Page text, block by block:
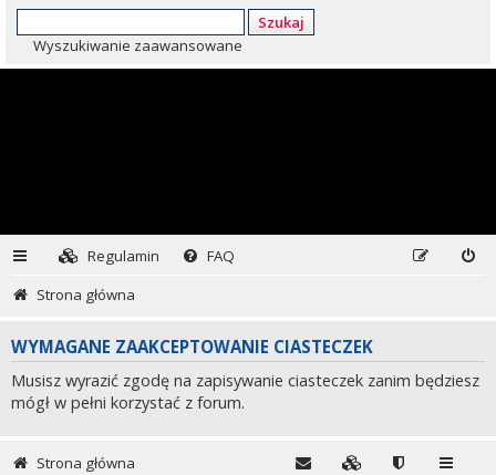
Szukaj
Wyszukiwanie zaawansowane
Regulamin
FAQ
Strona główna
WYMAGANE ZAAKCEPTOWANIE CIASTECZEK
Musisz wyrazić zgodę na zapisywanie ciasteczek zanim będziesz
mógł w pełni korzystać z forum.
Strona główna